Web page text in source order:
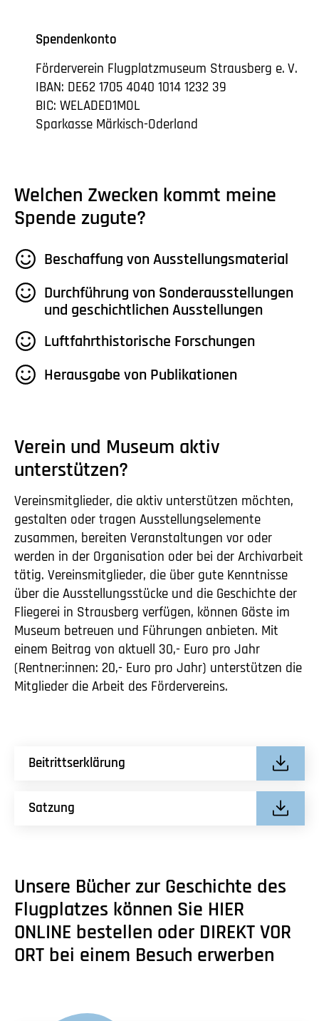
Spendenkonto
Förderverein Flugplatzmuseum Strausberg e. V.
IBAN: DE62 1705 4040 1014 1232 39
BIC: WELADED1MOL
Sparkasse Märkisch-Oderland
Welchen Zwecken kommt meine
Spende zugute?
Beschaffung von Ausstellungsmaterial
Durchführung von Sonderausstellungen
und geschichtlichen Ausstellungen
Luftfahrthistorische Forschungen
Herausgabe von Publikationen
Verein und Museum aktiv
unterstützen?
Vereinsmitglieder, die aktiv unterstützen möchten,
gestalten oder tragen Ausstellungselemente
zusammen, bereiten Veranstaltungen vor oder
werden in der Organisation oder bei der Archivarbeit
tätig. Vereinsmitglieder, die über gute Kenntnisse
über die Ausstellungsstücke und die Geschichte der
Fliegerei in Strausberg verfügen, können Gäste im
Museum betreuen und Führungen anbieten. Mit
einem Beitrag von aktuell 30,- Euro pro Jahr
(Rentner:innen: 20,- Euro pro Jahr) unterstützen die
Mitglieder die Arbeit des Fördervereins.
Beitrittserklärung
Satzung
Unsere Bücher zur Geschichte des
Flugplatzes können Sie HIER
ONLINE bestellen oder DIREKT VOR
ORT bei einem Besuch erwerben